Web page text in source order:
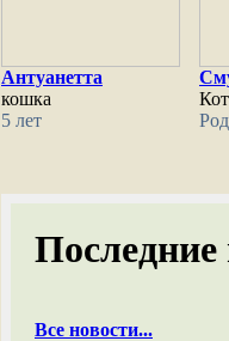
Антуанетта
кошка
5 лет
Кот
Последние
Все новости...